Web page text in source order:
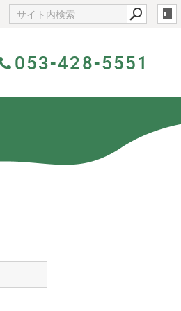
053-428-5551